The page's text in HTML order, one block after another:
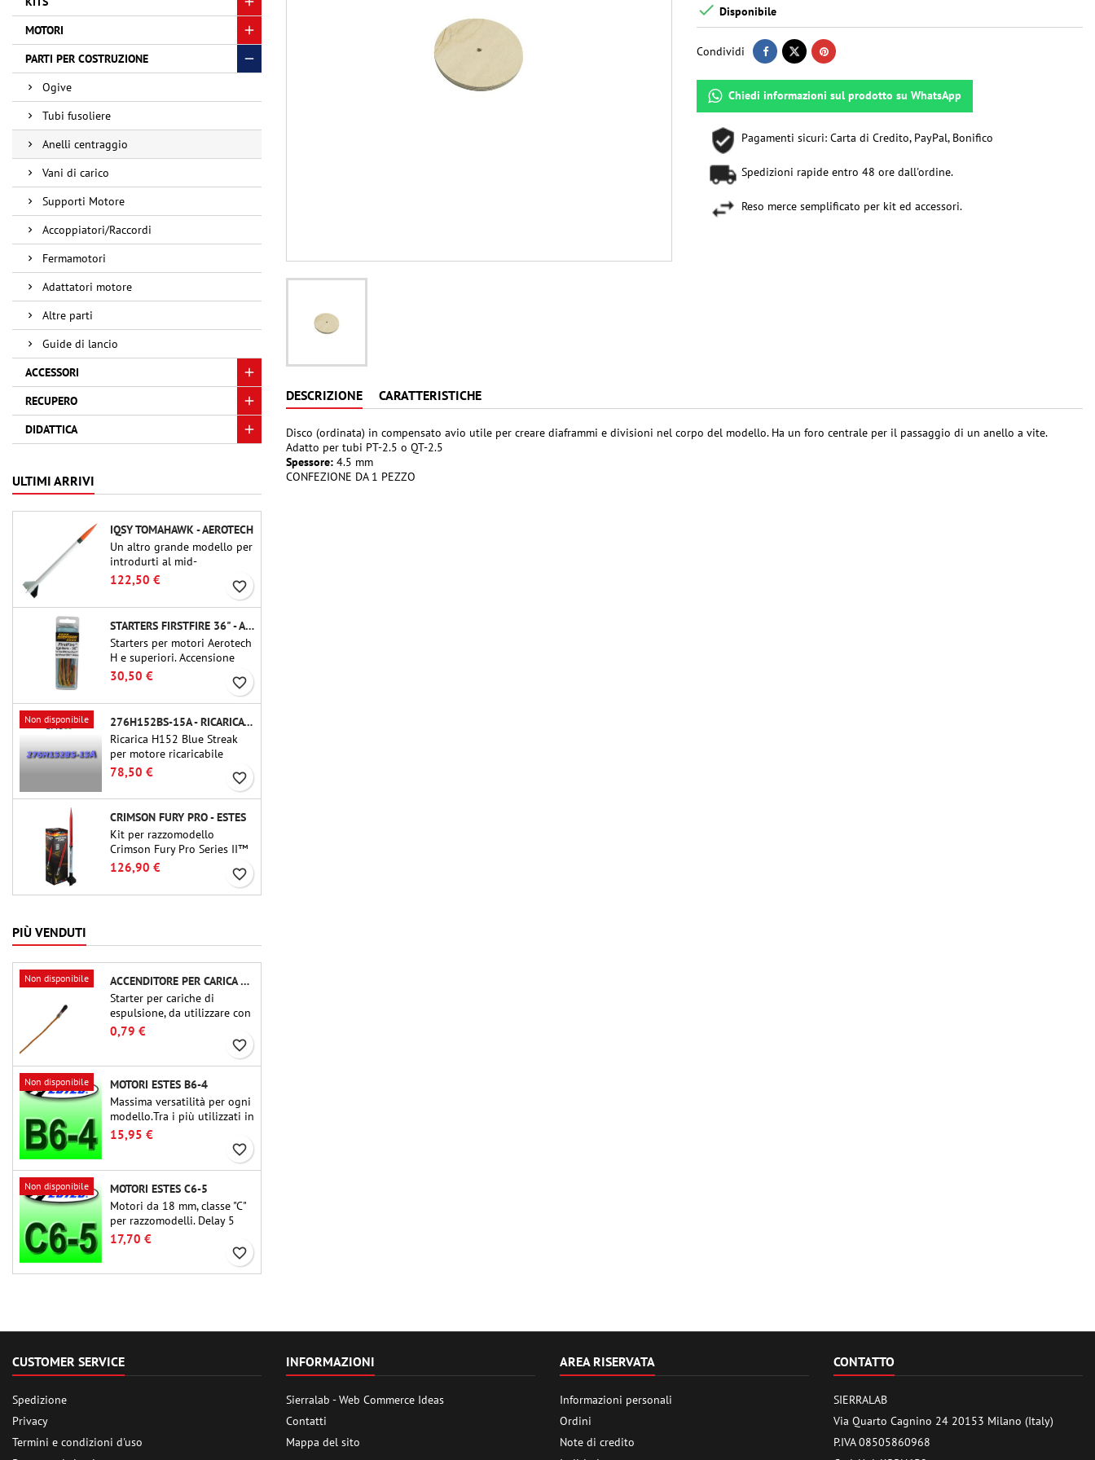
MOTORI
PARTI PER COSTRUZIONE
Ogive
Tubi fusoliere
Anelli centraggio
Vani di carico
Supporti Motore
Accoppiatori/Raccordi
Fermamotori
Adattatori motore
Altre parti
Guide di lancio
ACCESSORI
RECUPERO
DIDATTICA
ULTIMI ARRIVI
IQSY TOMAHAWK - AEROTECH
Un altro grande modello per
introdurti al mid-
power.Riproduzione in scala
di un famoso razzo-sonda,
dalle dimensioni contenute
e adatto per passare a kit di
livello superiore.
122,50 € favorite_border
STARTERS FIRSTFIRE 36" - AEROTECH
Starters per motori Aerotech
H e superiori. Accensione
affidabile di motori fino a 91
cm di lunghezza.
30,50 € favorite_border
Non disponibile
276H152BS-15A - RICARICA 38MM CTI
Ricarica H152 Blue Streak
per motore ricaricabile
Cesaroni P38-2G. Il delay di
15 secondi è regolabile
tramite lo strumento ProDAT
38
78,50 € favorite_border
CRIMSON FURY PRO - ESTES
Kit per razzomodello
Crimson Fury Pro Series II™
per motori da 29 mm di tipo
modellisti esperti, Crimson
126,90 € favorite_border
PIÙ VENDUTI
Non disponibile
ACCENDITORE PER CARICA DI ESPULSIONE (CHIP-TYPE)
Starter per cariche di
espulsione, da utilizzare con
altimetri o altri dispositivi
elettronici.
0,79 €
favorite_border
Non disponibile
MOTORI ESTES B6-4
Massima versatilità per ogni
modello.Tra i più utilizzati in
assoluto, l'Estes B6-4 è il
motore adatto per la grande
razzomodelli Estes e simili.
15,95 €
favorite_border
Non disponibile
MOTORI ESTES C6-5
Motori da 18 mm, classe "C"
per razzomodelli. Delay 5
secondi, adatti per
razzomodelli monostadio.
17,70 €
favorite_border
 Disponibile
Condividi
Chiedi informazioni sul prodotto su WhatsApp
Pagamenti sicuri: Carta di Credito, PayPal, Bonifico
Spedizioni rapide entro 48 ore dall'ordine.
Reso merce semplificato per kit ed accessori.
DESCRIZIONE CARATTERISTICHE
Disco (ordinata) in compensato avio utile per creare diaframmi e divisioni nel corpo del modello. Ha un foro centrale per il passaggio di un anello a vite.
Adatto per tubi PT-2.5 o QT-2.5
Spessore: 4.5 mm
CONFEZIONE DA 1 PEZZO
CUSTOMER SERVICE
Spedizione
Privacy
Termini e condizioni d'uso
INFORMAZIONI
Sierralab - Web Commerce Ideas
Contatti
Mappa del sito
AREA RISERVATA
Informazioni personali
Ordini
Note di credito
CONTATTO
SIERRALAB
Via Quarto Cagnino 24 20153 Milano (Italy)
P.IVA 08505860968